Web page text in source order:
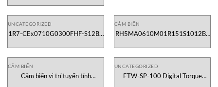
UNCATEGORIZED
1R7-CEx0710G0300FHF-S12BX
Vietnam
CẢM BIẾN
RH5MA0610M01R151S1012B6
CẢM BIẾN
Cảm biến vị trí tuyến tính
UNCATEGORIZED
ETW-SP-100 Digital Torque